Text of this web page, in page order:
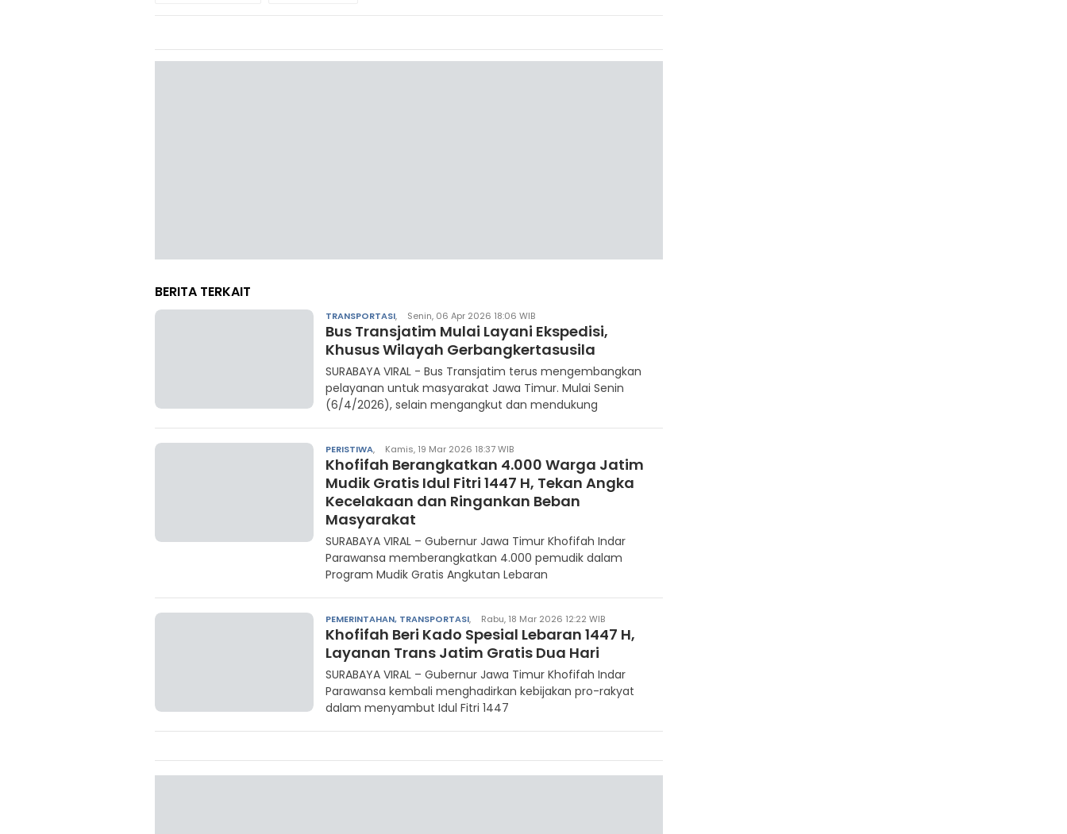
BERITA TERKAIT
TRANSPORTASI, Senin, 06 Apr 2026 18:06 WIB
Bus Transjatim Mulai Layani Ekspedisi,
Khusus Wilayah Gerbangkertasusila
SURABAYA VIRAL - Bus Transjatim terus mengembangkan
pelayanan untuk masyarakat Jawa Timur. Mulai Senin
(6/4/2026), selain mengangkut dan mendukung
PERISTIWA, Kamis, 19 Mar 2026 18:37 WIB
Khofifah Berangkatkan 4.000 Warga Jatim
Mudik Gratis Idul Fitri 1447 H, Tekan Angka
Kecelakaan dan Ringankan Beban
Masyarakat
SURABAYA VIRAL – Gubernur Jawa Timur Khofifah Indar
Parawansa memberangkatkan 4.000 pemudik dalam
Program Mudik Gratis Angkutan Lebaran
PEMERINTAHAN, TRANSPORTASI, Rabu, 18 Mar 2026 12:22 WIB
Khofifah Beri Kado Spesial Lebaran 1447 H,
Layanan Trans Jatim Gratis Dua Hari
SURABAYA VIRAL – Gubernur Jawa Timur Khofifah Indar
Parawansa kembali menghadirkan kebijakan pro-rakyat
dalam menyambut Idul Fitri 1447